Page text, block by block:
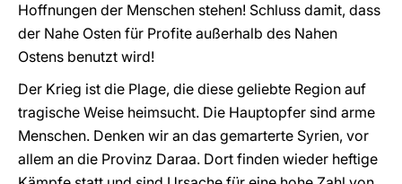
Hoffnungen der Menschen stehen! Schluss damit, dass
der Nahe Osten für Profite außerhalb des Nahen
Ostens benutzt wird!
Der Krieg ist die Plage, die diese geliebte Region auf
tragische Weise heimsucht. Die Hauptopfer sind arme
Menschen. Denken wir an das gemarterte Syrien, vor
allem an die Provinz Daraa. Dort finden wieder heftige